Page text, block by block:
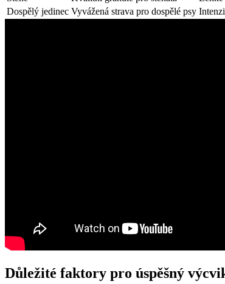
Dospělý jedinec Vyvážená strava pro dospělé psy
Důležité faktory pro úspěšný